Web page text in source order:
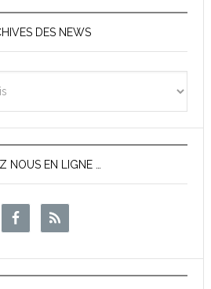
DES NEWS
NOUS EN LIGNE …